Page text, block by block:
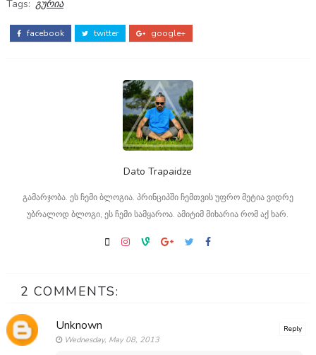
Tags: გურია
facebook twitter google+
Dato Trapaidze
გამარჯობა. ეს ჩემი ბლოგია. პრინციპში ჩემთვის უფრო მეტია ვიდრე
უბრალოდ ბლოგი, ეს ჩემი სამყაროა. ამიტიმ მიხარია რომ აქ ხარ.
2 COMMENTS:
Unknown
Wednesday, May 08, 2013
Reply